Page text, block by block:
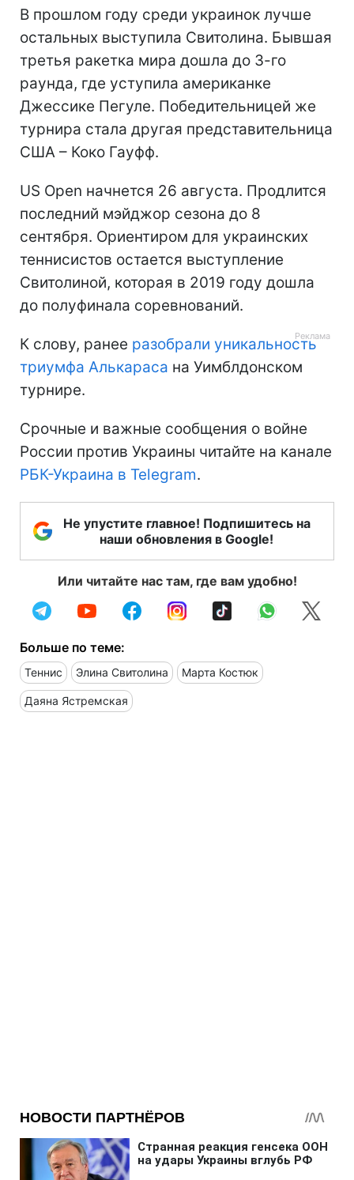
В прошлом году среди украинок лучше
остальных выступила Свитолина. Бывшая
третья ракетка мира дошла до 3-го
раунда, где уступила американке
Джессике Пегуле. Победительницей же
турнира стала другая представительница
США – Коко Гауфф.
US Open начнется 26 августа. Продлится
последний мэйджор сезона до 8
сентября. Ориентиром для украинских
теннисистов остается выступление
Свитолиной, которая в 2019 году дошла
до полуфинала соревнований.
К слову, ранее разобрали уникальность
триумфа Алькараса на Уимблдонском
турнире.
Срочные и важные сообщения о войне
России против Украины читайте на канале
РБК-Украина в Telegram.
Не упустите главное! Подпишитесь на
наши обновления в Google!
Или читайте нас там, где вам удобно!
Больше по теме:
Теннис Элина Свитолина Марта Костюк
Даяна Ястремская